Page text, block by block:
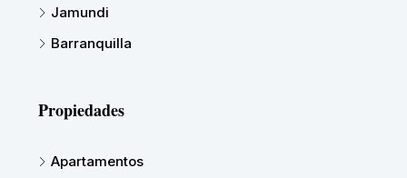
Jamundi
Barranquilla
Propiedades
Apartamentos